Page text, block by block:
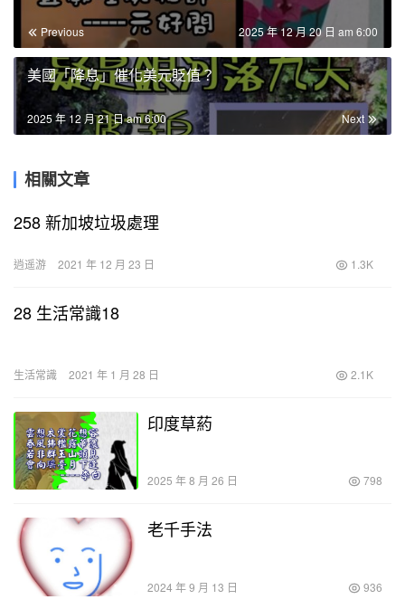
e
n
Previous 2025 年 12 月 20 日 am 6:00
美國「降息」催化美元貶值？
Next
2025 年 12 月 21 日 am 6:00
相關文章
258 新加坡垃圾處理
逍遥游 2021 年 12 月 23 日 1.3K
28 生活常識18
生活常識 2021 年 1 月 28 日 2.1K
印度草葯
2025 年 8 月 26 日 798
老千手法
2024 年 9 月 13 日 936